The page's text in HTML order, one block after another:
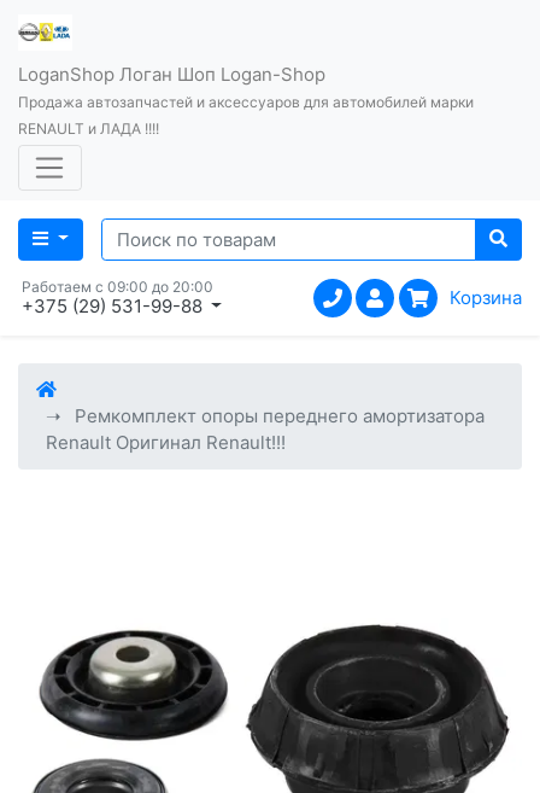
LoganShop Логан Шоп Logan-Shop
Продажа автозапчастей и аксессуаров для автомобилей марки
RENAULT и ЛАДА !!!!
Работаем с 09:00 до 20:00
+375 (29) 531-99-88 Корзина
Ремкомплект опоры переднего амортизатора
Renault Оригинал Renault!!!